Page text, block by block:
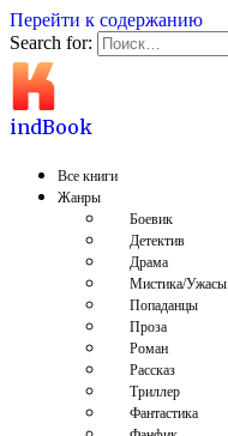
Перейти к содержанию
Search for:
indBook
Все книги
Жанры
Боевик
Детектив
Драма
Мистика/Ужасы
Попаданцы
Проза
Роман
Рассказ
Триллер
Фантастика